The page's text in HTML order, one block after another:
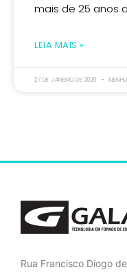
mais de 25 anos
LEIA MAIS »
27 DE JANEIRO DE 2026
Rua Francisco Diogo